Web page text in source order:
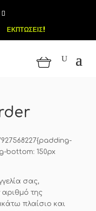
ΕΚΠΤΩΣΕΙΣ!
bottom: 150px
σας,
της
πλαίσιο και